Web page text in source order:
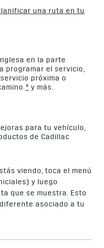
una ruta en tu
en la parte
programar el servicio,
próxima o
*y más.
para tu vehículo,
de Cadillac
viendo, toca el menú
y luego
que se muestra. Esto
asociado a tu